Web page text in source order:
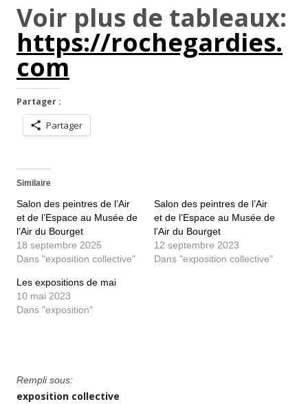
Voir plus de tableaux:
https://rochegardies.
com
Partager :
Partager
Similaire
Salon des peintres de l’Air
et de l’Espace au Musée de
l’Air du Bourget
18 septembre 2025
Dans "exposition collective"
Salon des peintres de l’Air
et de l’Espace au Musée de
l’Air du Bourget
12 septembre 2023
Dans "exposition collective"
Les expositions de mai
10 mai 2023
Dans "exposition"
Rempli sous:
exposition collective